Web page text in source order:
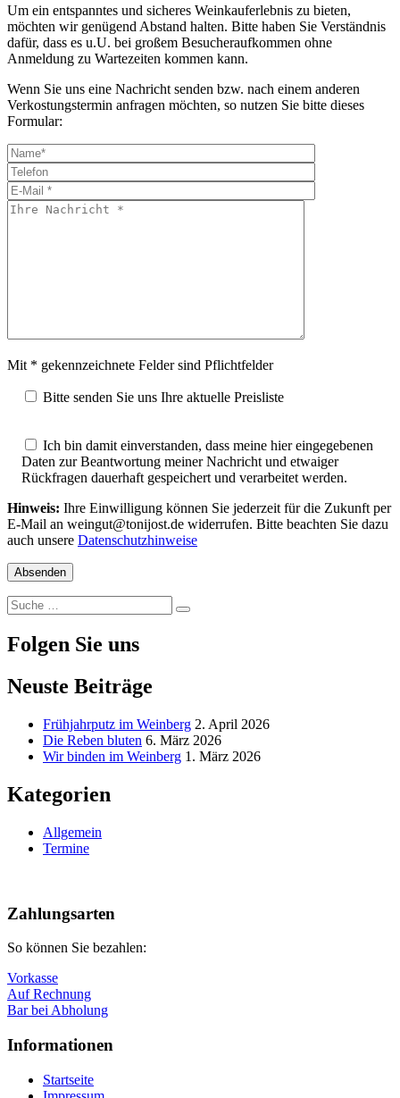
Um ein entspanntes und sicheres Weinkauferlebnis zu bieten,
möchten wir genügend Abstand halten. Bitte haben Sie Verständnis
dafür, dass es u.U. bei großem Besucheraufkommen ohne
Anmeldung zu Wartezeiten kommen kann.
Wenn Sie uns eine Nachricht senden bzw. nach einem anderen
Verkostungstermin anfragen möchten, so nutzen Sie bitte dieses
Formular:
Mit * gekennzeichnete Felder sind Pflichtfelder
Bitte senden Sie uns Ihre aktuelle Preisliste
Ich bin damit einverstanden, dass meine hier eingegebenen
Daten zur Beantwortung meiner Nachricht und etwaiger
Rückfragen dauerhaft gespeichert und verarbeitet werden.
Hinweis: Ihre Einwilligung können Sie jederzeit für die Zukunft per
E-Mail an weingut@tonijost.de widerrufen. Bitte beachten Sie dazu
auch unsere Datenschutzhinweise
Suche
nach:
Suche
Folgen Sie uns
Neuste Beiträge
Frühjahrputz im Weinberg 2. April 2026
Die Reben bluten 6. März 2026
Wir binden im Weinberg 1. März 2026
Kategorien
Allgemein
Termine
oben
Zahlungsarten
So können Sie bezahlen:
Vorkasse
Auf Rechnung
Bar bei Abholung
Informationen
Startseite